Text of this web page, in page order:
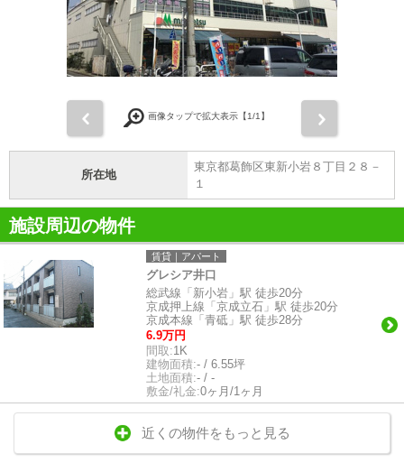
画像タップで拡大表示【1/1】
所在地
東京都葛飾区東新小岩８丁目２８－
１
施設周辺の物件
賃貸｜アパート
グレシア井口
総武線「新小岩」駅 徒歩20分
京成押上線「京成立石」駅 徒歩20分
京成本線「青砥」駅 徒歩28分
6.9万円
間取:1K
建物面積:- / 6.55坪
土地面積:- / -
敷金/礼金:0ヶ月/1ヶ月
近くの物件をもっと見る